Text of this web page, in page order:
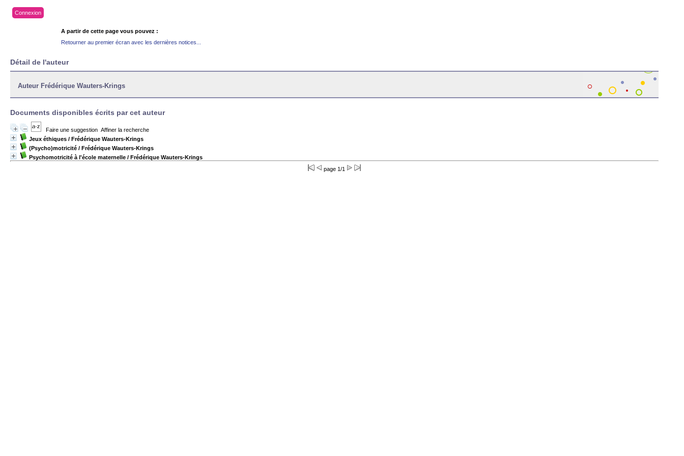
Connexion
A partir de cette page vous pouvez :
Retourner au premier écran avec les dernières notices...
Détail de l'auteur
Auteur Frédérique Wauters-Krings
Documents disponibles écrits par cet auteur
Faire une suggestion Affiner la recherche
Jeux éthiques / Frédérique Wauters-Krings
(Psycho)motricité / Frédérique Wauters-Krings
Psychomotricité à l'école maternelle / Frédérique Wauters-Krings
page 1/1